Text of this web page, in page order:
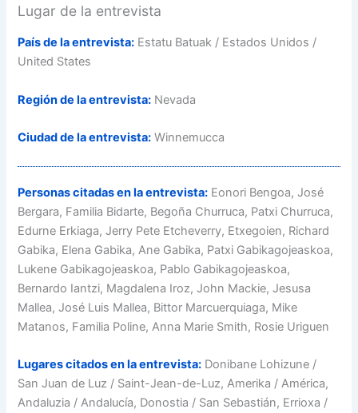
Lugar de la entrevista
País de la entrevista: Estatu Batuak / Estados Unidos /
United States
Región de la entrevista: Nevada
Ciudad de la entrevista: Winnemucca
Personas citadas en la entrevista: Eonori Bengoa, José
Bergara, Familia Bidarte, Begoña Churruca, Patxi Churruca,
Edurne Erkiaga, Jerry Pete Etcheverry, Etxegoien, Richard
Gabika, Elena Gabika, Ane Gabika, Patxi Gabikagojeaskoa,
Lukene Gabikagojeaskoa, Pablo Gabikagojeaskoa,
Bernardo Iantzi, Magdalena Iroz, John Mackie, Jesusa
Mallea, José Luis Mallea, Bittor Marcuerquiaga, Mike
Matanos, Familia Poline, Anna Marie Smith, Rosie Uriguen
Lugares citados en la entrevista: Donibane Lohizune /
San Juan de Luz / Saint-Jean-de-Luz, Amerika / América,
Andaluzia / Andalucía, Donostia / San Sebastián, Errioxa /